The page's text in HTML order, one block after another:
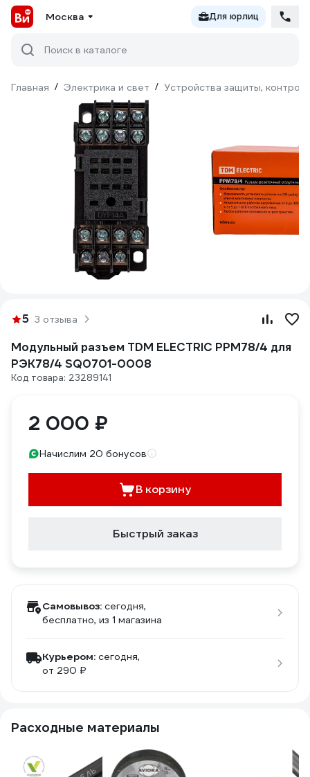
Москва Для юрлиц
Поиск в каталоге
Главная / Электрика и свет / Устройства защиты,
5 3 отзыва
Модульный разъем TDM ELECTRIC РРМ78/4 для
РЭК78/4 SQ0701-0008
Код товара: 23289141
2 000 ₽
Начислим 20 бонусов
В корзину
Быстрый заказ
Самовывоз: сегодня,
бесплатно, из 1 магазина
Курьером: сегодня,
от 290 ₽
Расходные материалы